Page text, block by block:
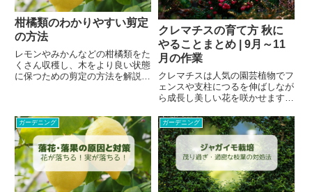
柑橘類のわかりやすい剪定
の方法
レモンやみかんなどの柑橘類をた
くさん収穫し、木をより良い状態
に保つための剪定の方法を解説し
月）にやることまとめ夏（7月～
8月）にやることまとめ秋（9月...
クレマチスの育て方 秋に
やることまとめ | 9月～11
月の作業
クレマチスは人気の園芸植物でフ
ェンスや支柱につるを伸ばしなが
ら成長し美しい花を咲かせます。
なスタイルのお庭にマッチさせや
すく、花や葉の付け方まで異なる
様々な品種がある点が大きな魅力
です。また病害虫や寒さにも強
く...
ガーデニング ガーデニング